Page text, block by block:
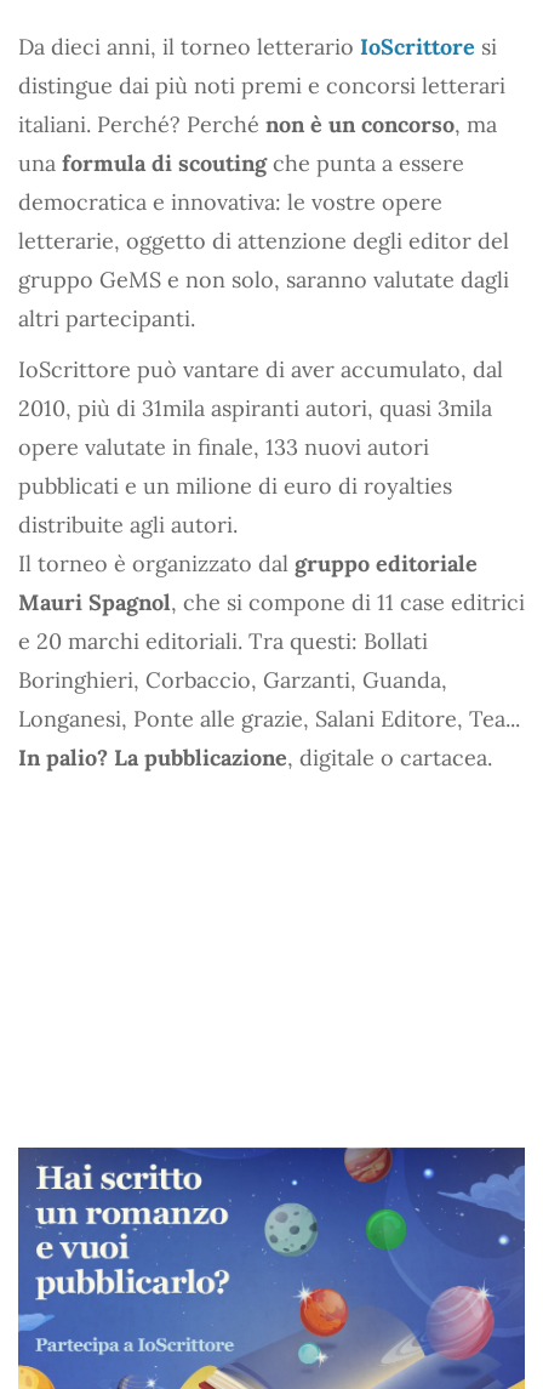
Da dieci anni, il torneo letterario IoScrittore si
distingue dai più noti premi e concorsi letterari
italiani. Perché? Perché non è un concorso, ma
una formula di scoutingche punta a essere
democratica e innovativa: le vostre opere
letterarie, oggetto di attenzione degli editor del
gruppo GeMS e non solo, saranno valutate dagli
altri partecipanti.
IoScrittore può vantare di aver accumulato, dal
2010, più di 31mila aspiranti autori, quasi 3mila
opere valutate in finale, 133 nuovi autori
pubblicati e un milione di euro di royalties
distribuite agli autori.
Il torneo è organizzato dal gruppo editoriale
Mauri Spagnol, che si compone di 11 case editrici
e 20 marchi editoriali. Tra questi: Bollati
Boringhieri, Corbaccio, Garzanti, Guanda,
Longanesi, Ponte alle grazie, Salani Editore, Tea...
In palio? La pubblicazione, digitale o cartacea.